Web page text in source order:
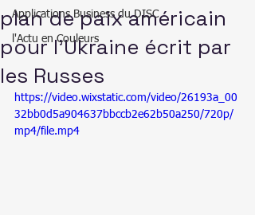
Applications Business du DISC
l'Actu en Couleurs
plan de paix américain
pour l'Ukraine écrit par
les Russes
https://video.wixstatic.com/video/26193a_00
32bb0d5a904637bbccb2e62b50a250/720p/
mp4/file.mp4